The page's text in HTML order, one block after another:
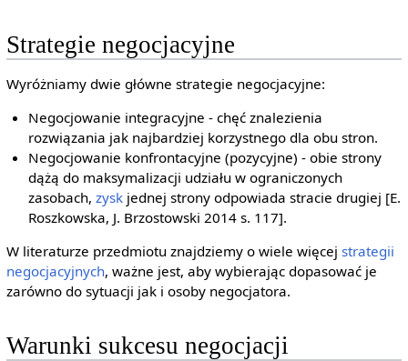
Strategie negocjacyjne
Wyróżniamy dwie główne strategie negocjacyjne:
Negocjowanie integracyjne - chęć znalezienia
rozwiązania jak najbardziej korzystnego dla obu stron.
Negocjowanie konfrontacyjne (pozycyjne) - obie strony
dążą do maksymalizacji udziału w ograniczonych
zasobach,zysk jednej strony odpowiada stracie drugiej [E.
Roszkowska, J. Brzostowski 2014 s. 117].
W literaturze przedmiotu znajdziemy o wiele więcej strategii
negocjacyjnych, ważne jest, aby wybierając dopasować je
zarówno do sytuacji jak i osoby negocjatora.
Warunki sukcesu negocjacji